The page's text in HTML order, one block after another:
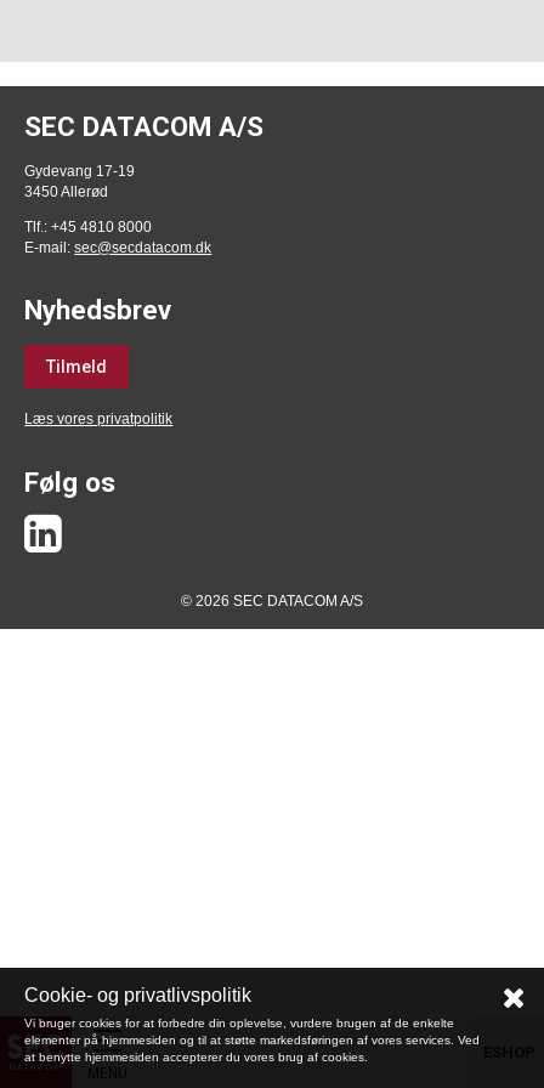
SEC DATACOM A/S
Gydevang 17-19
3450 Allerød
Tlf.: +45 4810 8000
E-mail:sec@secdatacom.dk
Nyhedsbrev
Tilmeld
Læs vores privatpolitik
Følg os
© 2026 SEC DATACOM A/S
Cookie- og privatlivspolitik
Vi bruger cookies for at forbedre din oplevelse, vurdere brugen af de enkelte
elementer på hjemmesiden og til at støtte markedsføringen af vores services. Ved
at benytte hjemmesiden accepterer du vores brug af cookies.